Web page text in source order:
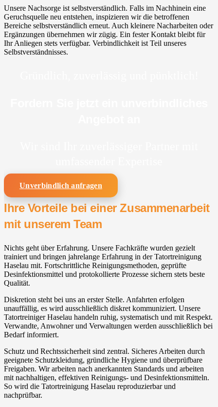
Unsere Nachsorge ist selbstverständlich. Falls im Nachhinein eine
Geruchsquelle neu entstehen, inspizieren wir die betroffenen
Bereiche selbstverständlich erneut. Auch kleinere Nacharbeiten oder
Ergänzungen übernehmen wir zügig. Ein fester Kontakt bleibt für
Ihr Anliegen stets verfügbar. Verbindlichkeit ist Teil unseres
Selbstverständnisses.
Unverbindlich anfragen
Ihre Vorteile bei einer Zusammenarbeit
mit unserem Team
Nichts geht über Erfahrung. Unsere Fachkräfte wurden gezielt
trainiert und bringen jahrelange Erfahrung in der Tatortreinigung
Haselau mit. Fortschrittliche Reinigungsmethoden, geprüfte
Desinfektionsmittel und protokollierte Prozesse sichern stets beste
Qualität.
Diskretion steht bei uns an erster Stelle. Anfahrten erfolgen
unauffällig, es wird ausschließlich diskret kommuniziert. Unsere
Tatortreiniger Haselau handeln ruhig, systematisch und mit Respekt.
Verwandte, Anwohner und Verwaltungen werden ausschließlich bei
Bedarf informiert.
Schutz und Rechtssicherheit sind zentral. Sicheres Arbeiten durch
geeignete Schutzkleidung, gründliche Hygiene und überprüfbare
Freigaben. Wir arbeiten nach anerkannten Standards und arbeiten
mit nachhaltigen, effektiven Reinigungs- und Desinfektionsmitteln.
So wird die Tatortreinigung Haselau reproduzierbar und
nachprüfbar.